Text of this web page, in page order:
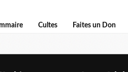
Cultes Faites un Don